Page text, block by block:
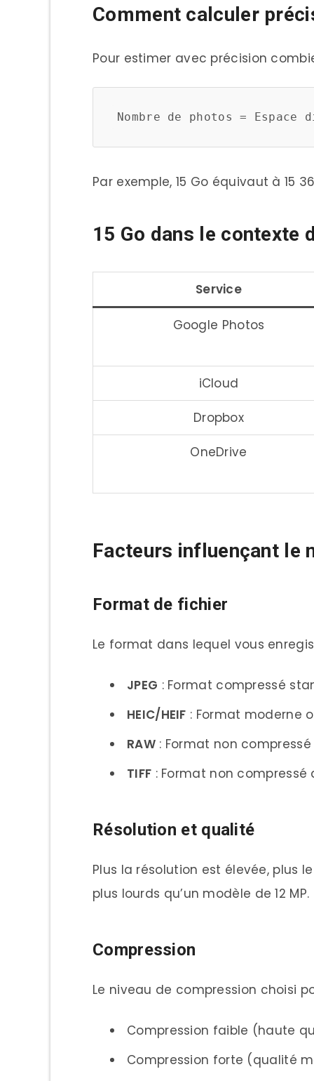
Alternatives lorsque 15 Go
Solutions d’extension
Solutions physiques
FAQ : Questions fréquentes
15 Go sont-ils suffisants
Comment savoir
Les photos stockées en
Conclusion
Comment calculer
Pour estimer avec précision
Par exemple, 15 Go équivaut à 15
15 Go dans le contexte
Service
Google Photos
iCloud
Dropbox
OneDrive
Facteurs influençant le
Format de fichier
Le format dans lequel vous
JPEG : Format compressé
HEIC/HEIF : Format moderne
RAW: Format non
TIFF : Format non
Résolution et qualité
Plus la résolution est élevée, plus
plus lourds qu’un modèle de 12 MP.
Compression
Le niveau de compression choisi
Compression faible (haute
Compression forte (qualité